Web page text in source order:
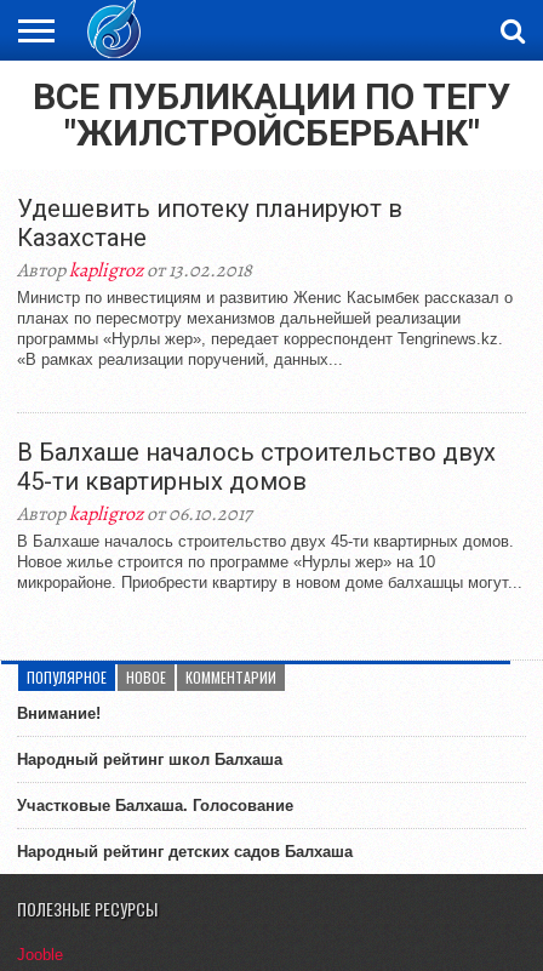
ЖАҢАЛЫҚТАР
НОВОСТИ
ВИДЕО
ФОТОРЕПОРТАЖИ
ОРКЕН
LIVETV
ВСЕ ПУБЛИКАЦИИ ПО ТЕГУ
"ЖИЛСТРОЙСБЕРБАНК"
Удешевить ипотеку планируют в
Казахстане
Авторkapligrozот 13.02.2018
Министр по инвестициям и развитию Женис Касымбек рассказал о
планах по пересмотру механизмов дальнейшей реализации
программы «Нурлы жер», передает корреспондент Tengrinews.kz.
«В рамках реализации поручений, данных...
В Балхаше началось строительство двух
45-ти квартирных домов
Авторkapligrozот 06.10.2017
В Балхаше началось строительство двух 45-ти квартирных домов.
Новое жилье строится по программе «Нурлы жер» на 10
микрорайоне. Приобрести квартиру в новом доме балхашцы могут...
ПОПУЛЯРНОЕ НОВОЕ КОММЕНТАРИИ
Внимание!
Народный рейтинг школ Балхаша
Участковые Балхаша. Голосование
Народный рейтинг детских садов Балхаша
ПОЛЕЗНЫЕ РЕСУРСЫ
Jooble